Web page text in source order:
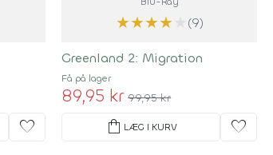
favorite
★★★★ (9)
Greenland 2: Migration
Få på lager
89,95 kr 99,95 kr
shopping_bag LÆG I KURV favorite